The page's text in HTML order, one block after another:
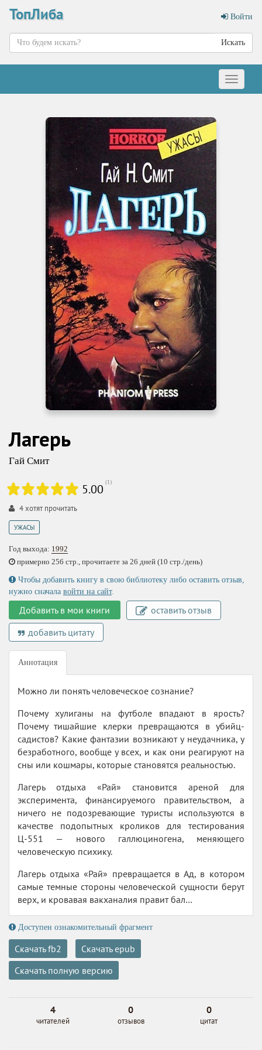
ТопЛиба Войти
Искать
Меню
Лагерь
Гай Смит
5.00 (1)
4хотят прочитать
УЖАСЫ
Год выхода: 1992
примерно 256 стр., прочитаете за 26 дней (10 стр./день)
Чтобы добавить книгу в свою библиотеку либо оставить отзыв,
нужно сначала войти на сайт.
Добавить в мои книги
оставить отзыв
добавить цитату
Аннотация
Можно ли понять человеческое сознание?
Почему хулиганы на футболе впадают в ярость?
Почему тишайшие клерки превращаются в убийц-
садистов? Какие фантазии возникают у неудачника, у
безработного, вообще у всех, и как они реагируют на
сны или кошмары, которые становятся реальностью.
Лагерь отдыха «Рай» становится ареной для
эксперимента, финансируемого правительством, а
ничего не подозревающие туристы используются в
качестве подопытных кроликов для тестирования
Ц-551 — нового галлюциногена, меняющего
человеческую психику.
Лагерь отдыха «Рай» превращается в Ад, в котором
самые темные стороны человеческой сущности берут
верх, и кровавая вакханалия правит бал…
Доступен ознакомительный фрагмент
Скачать fb2
Скачать epub
Скачать полную версию
4
читателей
0
отзывов
0
цитат